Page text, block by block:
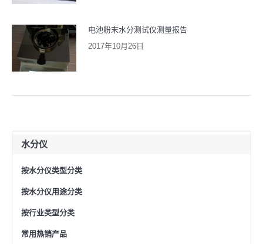
电池粉末水分测试仪测量报告
2017年10月26日
水分仪
按水分仪类型分类
按水分仪用途分类
按行业类型分类
常用热销产品